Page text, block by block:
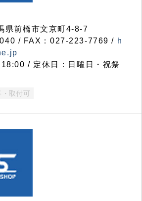
前橋市文京町4-8-7
/ FAX：027-223-7769 / h
/ 定休日：日曜日・祝祭
・取付可